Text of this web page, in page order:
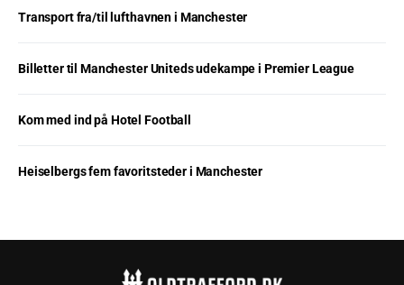
Transport fra/til lufthavnen i Manchester
Billetter til Manchester Uniteds udekampe i Premier League
Kom med ind på Hotel Football
Heiselbergs fem favoritsteder i Manchester